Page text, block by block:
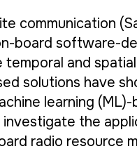
communication
board software-
and
solutions have
learning
investigate the
radio resource